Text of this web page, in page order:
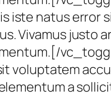
iste natus
Vivamus justo
voluptatem
a